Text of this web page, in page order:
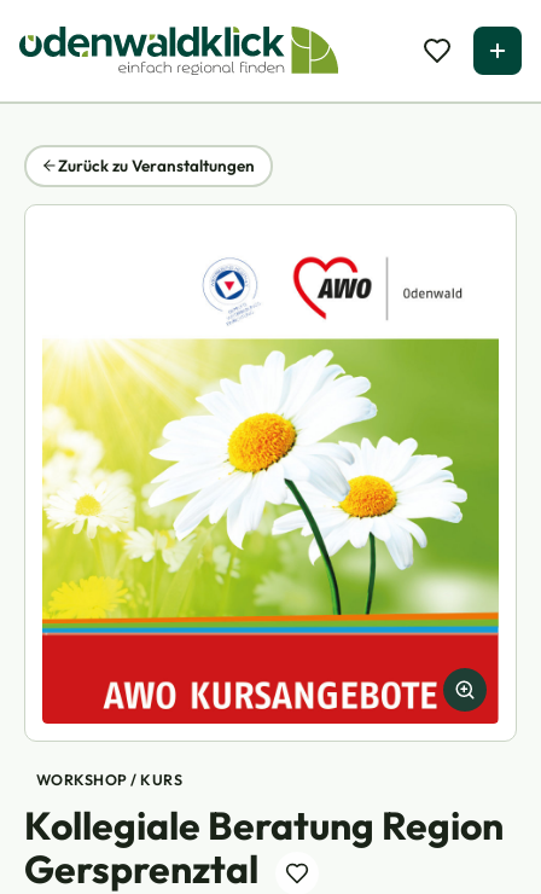
Zurück zu Veranstaltungen
WORKSHOP / KURS
Kollegiale Beratung Region
Gersprenztal